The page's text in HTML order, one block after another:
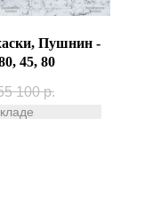
Пушнин -
45, 80
100 р.